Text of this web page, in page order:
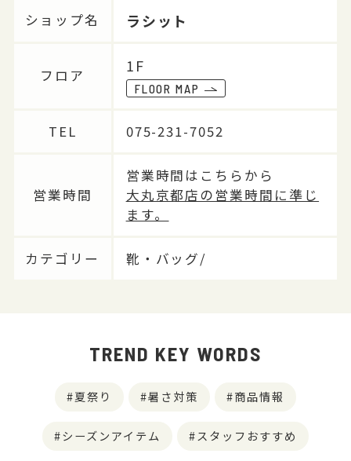
ショップ名 ラシット
フロア
1F
FLOOR MAP
TEL 075-231-7052
営業時間
営業時間はこちらから
大丸京都店の営業時間に準じ
ます。
カテゴリー 靴・バッグ/
TREND KEY WORDS
夏祭り 暑さ対策 商品情報
シーズンアイテム スタッフおすすめ